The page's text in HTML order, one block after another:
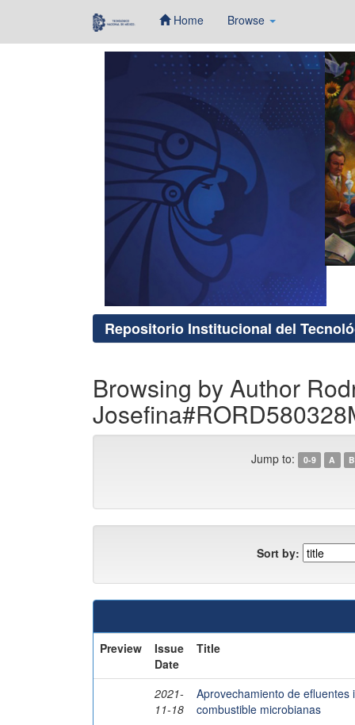
Home Browse
Repositorio Institucional del
Browsing by Author
Jump to: 0-9 A B
Sort by:
Preview
Issue
Date
Title
2021-
11-18
Aprovechamiento de
combustible microbianas